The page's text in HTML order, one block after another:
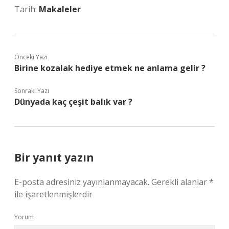
Tarih: Makaleler
Önceki Yazı
Birine kozalak hediye etmek ne anlama gelir ?
Sonraki Yazı
Dünyada kaç çeşit balık var ?
Bir yanıt yazın
E-posta adresiniz yayınlanmayacak. Gerekli alanlar*
ile işaretlenmişlerdir
Yorum